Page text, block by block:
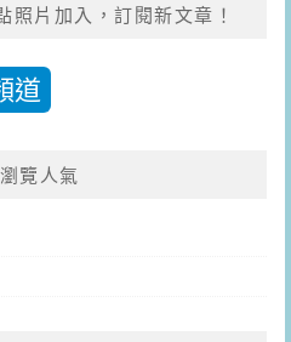
照片加入，訂閱新文章！
道
覽人氣